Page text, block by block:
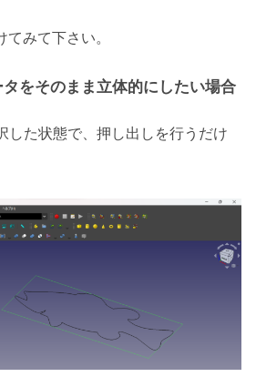
てみて下さい。
をそのまま立体的にしたい場合
した状態で、押し出しを行うだけ